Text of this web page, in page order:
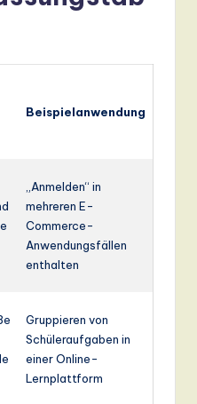
Beispielanwendung
„Anmelden“ in
mehreren E-
Commerce-
Anwendungsfällen
enthalten
Gruppieren von
Schüleraufgaben in
einer Online-
Lernplattform